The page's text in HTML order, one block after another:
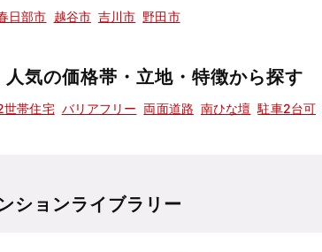
日部市 越谷市 吉川市 野田市
人気の価格帯・立地・特徴から探す
世帯住宅 バリアフリー 両面道路 南ひな壇 駐車2台可
ションライブラリー